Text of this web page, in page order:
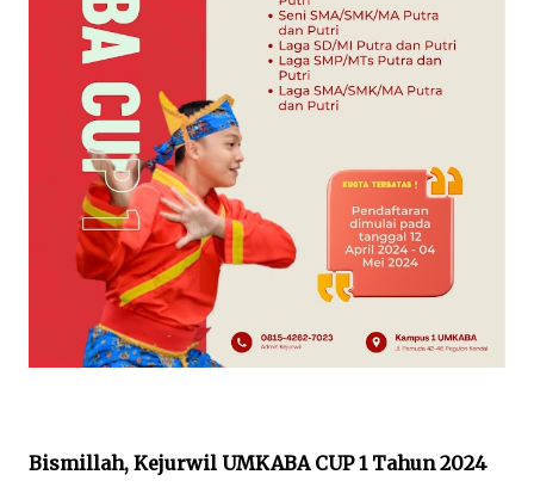
Bismillah, Kejurwil UMKABA CUP 1 Tahun 2024